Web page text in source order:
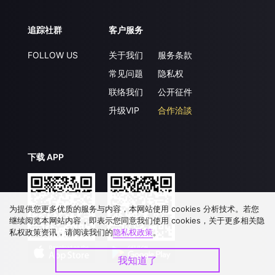
追踪社群
FOLLOW US
客户服务
关于我们
常见问题
联络我们
升级VIP
服务条款
隐私权
公开征件
合作洽談
下载 APP
为提供您更多优质的服务与内容，本网站使用 cookies 分析技术。若您
继续阅览本网站内容，即表示您同意我们使用 cookies，关于更多相关隐
私权政策资讯，请阅读我们的隐私权政策。
我知道了